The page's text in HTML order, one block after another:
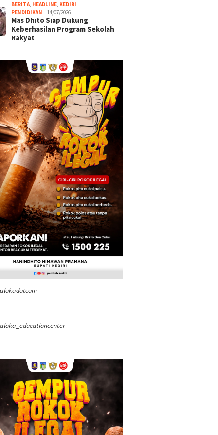
BERITA HEADLINE KEDIRI
PENDIDIKAN
14/07/2026
Mas Dhito Siap Dukung
Keberhasilan Program Sekolah
Rakyat